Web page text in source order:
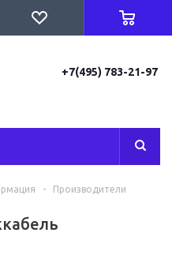
+7(495) 783-21-97
- Производители